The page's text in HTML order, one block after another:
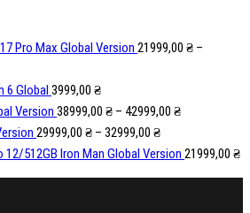
Pro Max Global Version 21999,00 ₴ –
6 Global 3999,00 ₴
Version 38999,00 ₴ – 42999,00 ₴
29999,00 ₴ – 32999,00 ₴
12/512GB Iron Man Global Version 21999,00 ₴